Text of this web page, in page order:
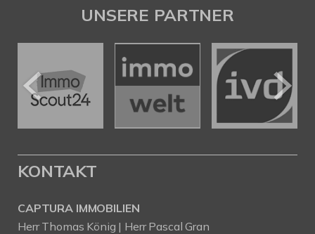
UNSERE PARTNER
KONTAKT
CAPTURA IMMOBILIEN
Herr Thomas König | Herr Pascal Gran